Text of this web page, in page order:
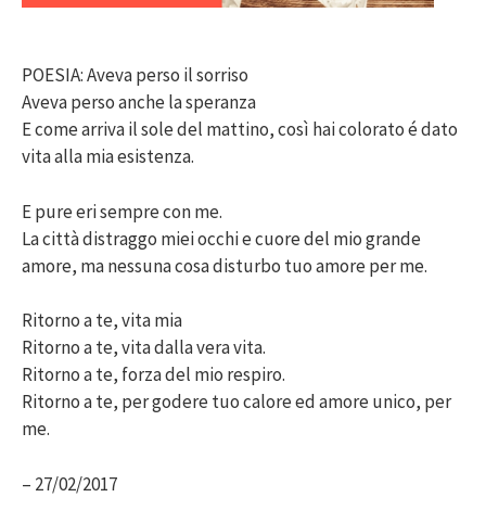
POESIA: Aveva perso il sorriso
Aveva perso anche la speranza
E come arriva il sole del mattino, così hai colorato é dato
vita alla mia esistenza.
E pure eri sempre con me.
La città distraggo miei occhi e cuore del mio grande
amore, ma nessuna cosa disturbo tuo amore per me.
Ritorno a te, vita mia
Ritorno a te, vita dalla vera vita.
Ritorno a te, forza del mio respiro.
Ritorno a te, per godere tuo calore ed amore unico, per
me.
– 27/02/2017